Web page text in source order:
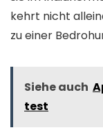
kehrt nicht
zu einer
Siehe auch
test